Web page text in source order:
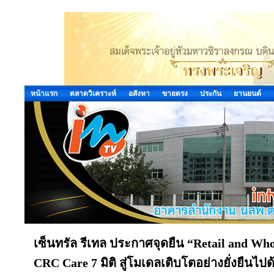
หน้าแรก ตลาดวิเคราะห์ อสังหา ขายตรง ประกัน ยานยนต์
เซ็นทรัล รีเทล ประกาศจุดยืน “Retail and
CRC Care 7 มิติ สู่โมเดลเติบโตอย่างยั่งยืนไป